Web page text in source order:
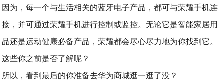
因为，每一个与生活相关的蓝牙电子产品，都可与荣耀手机连
接，并可通过荣耀手机进行控制或监控。无论它是智能家居用
品还是运动健康必备产品，荣耀都会尽心尽力地为你找到它。
这些你之前是否了解呢？
所以，看到最后的你准备去华为商城逛一逛了没？